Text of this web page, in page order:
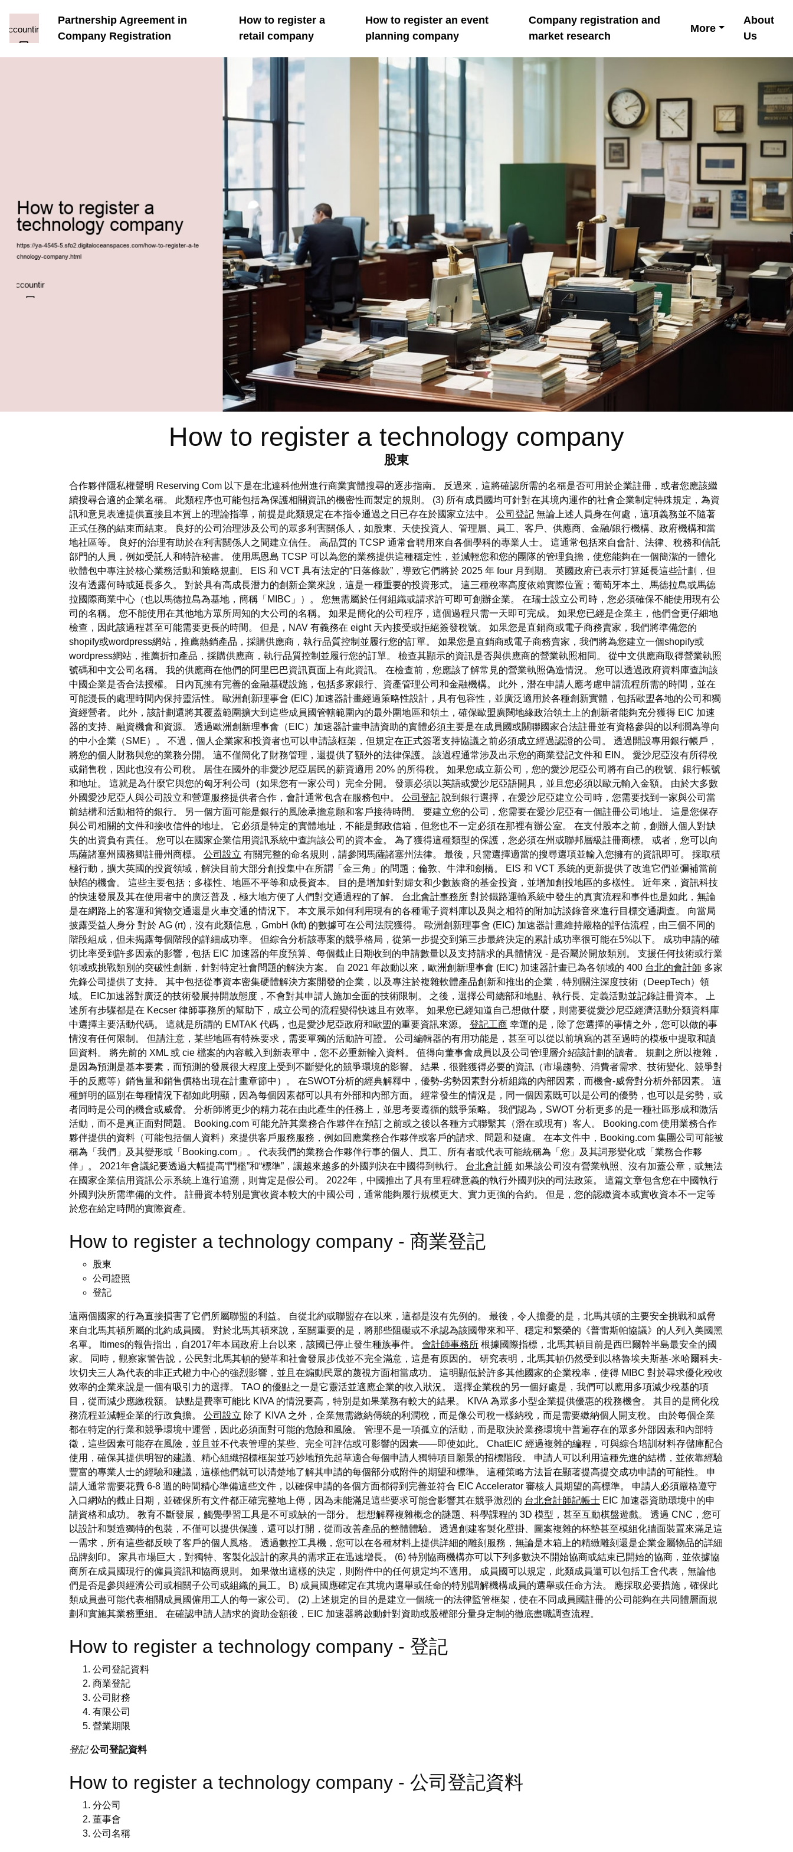
Partnership Agreement in
Company Registration
How to register a
retail company
How to register an event
planning company
Company registration and
market research
More
About
Us
How to register a technology company
股東
合作夥伴隱私權聲明 Reserving Com 以下是在北達科他州進行商業實體搜尋的逐步指南。 反過來，這將確認所需的名稱是否可用於企業註冊，或者您應該繼
續搜尋合適的企業名稱。 此類程序也可能包括為保護相關資訊的機密性而製定的規則。 (3) 所有成員國均可針對在其境內運作的社會企業制定特殊規定，為資
訊和意見表達提供直接且本質上的理論指導，前提是此類規定在本指令通過之日已存在於國家立法中。 公司登記 無論上述人員身在何處，這項義務並不隨著
正式任務的結束而結束。 良好的公司治理涉及公司的眾多利害關係人，如股東、天使投資人、管理層、員工、客戶、供應商、金融/銀行機構、政府機構和當
地社區等。 良好的治理有助於在利害關係人之間建立信任。 高品質的 TCSP 通常會聘用來自各個學科的專業人士。 這通常包括來自會計、法律、稅務和信託
部門的人員，例如受託人和特許秘書。 使用馬恩島 TCSP 可以為您的業務提供這種穩定性，並減輕您和您的團隊的管理負擔，使您能夠在一個簡潔的一體化
軟體包中專注於核心業務活動和策略規劃。 EIS 和 VCT 具有法定的“日落條款”，導致它們將於 2025 年 four 月到期。 英國政府已表示打算延長這些計劃，但
沒有透露何時或延長多久。 對於具有高成長潛力的創新企業來說，這是一種重要的投資形式。 這三種稅率高度依賴實際位置；葡萄牙本土、馬德拉島或馬德
拉國際商業中心（也以馬德拉島為基地，簡稱「MIBC」）。 您無需屬於任何組織或請求許可即可創辦企業。 在瑞士設立公司時，您必須確保不能使用現有公
司的名稱。 您不能使用在其他地方眾所周知的大公司的名稱。 如果是簡化的公司程序，這個過程只需一天即可完成。 如果您已經是企業主，他們會更仔細地
檢查，因此該過程甚至可能需要更長的時間。 但是，NAV 有義務在 eight 天內接受或拒絕簽發稅號。 如果您是直銷商或電子商務賣家，我們將準備您的
shopify或wordpress網站，推薦熱銷產品，採購供應商，執行品質控制並履行您的訂單。 如果您是直銷商或電子商務賣家，我們將為您建立一個shopify或
wordpress網站，推薦折扣產品，採購供應商，執行品質控制並履行您的訂單。 檢查其顯示的資訊是否與供應商的營業執照相同。 從中文供應商取得營業執照
號碼和中文公司名稱。 我的供應商在他們的阿里巴巴資訊頁面上有此資訊。 在檢查前，您應該了解常見的營業執照偽造情況。 您可以透過政府資料庫查詢該
中國企業是否合法授權。 日內瓦擁有完善的金融基礎設施，包括多家銀行、資產管理公司和金融機構。 此外，潛在申請人應考慮申請流程所需的時間，並在
可能漫長的處理時間內保持靈活性。 歐洲創新理事會 (EIC) 加速器計畫經過策略性設計，具有包容性，並廣泛適用於各種創新實體，包括歐盟各地的公司和獨
資經營者。 此外，該計劃還將其覆蓋範圍擴大到這些成員國管轄範圍內的最外圍地區和領土，確保歐盟廣闊地緣政治領土上的創新者能夠充分獲得 EIC 加速
器的支持、融資機會和資源。 透過歐洲創新理事會（EIC）加速器計畫申請資助的實體必須主要是在成員國或關聯國家合法註冊並有資格參與的以利潤為導向
的中小企業（SME）。 不過，個人企業家和投資者也可以申請該框架，但規定在正式簽署支持協議之前必須成立經過認證的公司。 透過開設專用銀行帳戶，
將您的個人財務與您的業務分開。 這不僅簡化了財務管理，還提供了額外的法律保護。 該過程通常涉及出示您的商業登記文件和 EIN。 愛沙尼亞沒有所得稅
或銷售稅，因此也沒有公司稅。 居住在國外的非愛沙尼亞居民的薪資適用 20% 的所得稅。 如果您成立新公司，您的愛沙尼亞公司將有自己的稅號、銀行帳號
和地址。 這就是為什麼它與您的匈牙利公司（如果您有一家公司）完全分開。 發票必須以英語或愛沙尼亞語開具，並且您必須以歐元輸入金額。 由於大多數
外國愛沙尼亞人與公司設立和營運服務提供者合作，會計通常包含在服務包中。 公司登記 說到銀行選擇，在愛沙尼亞建立公司時，您需要找到一家與公司當
前結構和活動相符的銀行。 另一個方面可能是銀行的風險承擔意願和客戶接待時間。 要建立您的公司，您需要在愛沙尼亞有一個註冊公司地址。 這是您保存
與公司相關的文件和接收信件的地址。 它必須是特定的實體地址，不能是郵政信箱，但您也不一定必須在那裡有辦公室。 在支付股本之前，創辦人個人對缺
失的出資負有責任。 您可以在國家企業信用資訊系統中查詢該公司的資本金。 為了獲得這種類型的保護，您必須在州或聯邦層級註冊商標。 或者，您可以向
馬薩諸塞州國務卿註冊州商標。 公司設立 有關完整的命名規則，請參閱馬薩諸塞州法律。 最後，只需選擇適當的搜尋選項並輸入您擁有的資訊即可。 採取積
極行動，擴大英國的投資領域，解決目前大部分創投集中在所謂「金三角」的問題；倫敦、牛津和劍橋。 EIS 和 VCT 系統的更新提供了改進它們並彌補當前
缺陷的機會。 這些主要包括；多樣性、地區不平等和成長資本。 目的是增加針對婦女和少數族裔的基金投資，並增加創投地區的多樣性。 近年來，資訊科技
的快速發展及其在使用者中的廣泛普及，極大地方便了人們對交通過程的了解。 台北會計事務所 對於鐵路運輸系統中發生的真實流程和事件也是如此，無論
是在網路上的客運和貨物交通還是火車交通的情況下。 本文展示如何利用現有的各種電子資料庫以及與之相符的附加訪談錄音來進行目標交通調查。 向當局
披露受益人身分 對於 AG (rt)，沒有此類信息，GmbH (kft) 的數據可在公司法院獲得。 歐洲創新理事會 (EIC) 加速器計畫維持嚴格的評估流程，由三個不同的
階段組成，但未揭露每個階段的詳細成功率。 但綜合分析該專案的競爭格局，從第一步提交到第三步最終決定的累計成功率很可能在5%以下。 成功申請的確
切比率受到許多因素的影響，包括 EIC 加速器的年度預算、每個截止日期收到的申請數量以及支持請求的具體情況 - 是否屬於開放類別。 支援任何技術或行業
領域或挑戰類別的突破性創新，針對特定社會問題的解決方案。 自 2021 年啟動以來，歐洲創新理事會 (EIC) 加速器計畫已為各領域的 400 台北的會計師 多家
先鋒公司提供了支持。 其中包括從事資本密集硬體解決方案開發的企業，以及專注於複雜軟體產品創新和推出的企業，特別關注深度技術（DeepTech）領
域。 EIC加速器對廣泛的技術發展持開放態度，不會對其申請人施加全面的技術限制。 之後，選擇公司總部和地點、執行長、定義活動並記錄註冊資本。 上
述所有步驟都是在 Kecser 律師事務所的幫助下，成立公司的流程變得快速且有效率。 如果您已經知道自己想做什麼，則需要從愛沙尼亞經濟活動分類資料庫
中選擇主要活動代碼。 這就是所謂的 EMTAK 代碼，也是愛沙尼亞政府和歐盟的重要資訊來源。 登記工商 幸運的是，除了您選擇的事情之外，您可以做的事
情沒有任何限制。 但請注意，某些地區有特殊要求，需要單獨的活動許可證。 公司編輯器的有用功能是，甚至可以從以前填寫的甚至過時的模板中提取和讀
回資料。 將先前的 XML 或 cie 檔案的內容載入到新表單中，您不必重新輸入資料。 值得向董事會成員以及公司管理層介紹該計劃的讀者。 規劃之所以複雜，
是因為預測是基本要素，而預測的發展很大程度上受到不斷變化的競爭環境的影響。 結果，很難獲得必要的資訊（市場趨勢、消費者需求、技術變化、競爭對
手的反應等）銷售量和銷售價格出現在計畫章節中）。 在SWOT分析的經典解釋中，優勢-劣勢因素對分析組織的內部因素，而機會-威脅對分析外部因素。 這
種鮮明的區別在每種情況下都如此明顯，因為每個因素都可以具有外部和內部方面。 經常發生的情況是，同一個因素既可以是公司的優勢，也可以是劣勢，或
者同時是公司的機會或威脅。 分析師將更少的精力花在由此產生的任務上，並思考要遵循的競爭策略。 我們認為，SWOT 分析更多的是一種社區形成和激活
活動，而不是真正面對問題。 Booking.com 可能允許其業務合作夥伴在預訂之前或之後以各種方式聯繫其（潛在或現有）客人。 Booking.com 使用業務合作
夥伴提供的資料（可能包括個人資料）來提供客戶服務服務，例如回應業務合作夥伴或客戶的請求、問題和疑慮。 在本文件中，Booking.com 集團公司可能被
稱為「我們」及其變形或「Booking.com」。 代表我們的業務合作夥伴行事的個人、員工、所有者或代表可能統稱為「您」及其詞形變化或「業務合作夥
伴」。 2021年會議紀要透過大幅提高“門檻”和“標準”，讓越來越多的外國判決在中國得到執行。 台北會計師 如果該公司沒有營業執照、沒有加蓋公章，或無法
在國家企業信用資訊公示系統上進行追溯，則肯定是假公司。 2022年，中國推出了具有里程碑意義的執行外國判決的司法政策。 這篇文章包含您在中國執行
外國判決所需準備的文件。 註冊資本特別是實收資本較大的中國公司，通常能夠履行規模更大、實力更強的合約。 但是，您的認繳資本或實收資本不一定等
於您在給定時間的實際資產。
How to register a technology company - 商業登記
股東
公司證照
登記
這兩個國家的行為直接損害了它們所屬聯盟的利益。 自從北約或聯盟存在以來，這都是沒有先例的。 最後，令人擔憂的是，北馬其頓的主要安全挑戰和威脅
來自北馬其頓所屬的北約成員國。 對於北馬其頓來說，至關重要的是，將那些阻礙或不承認為該國帶來和平、穩定和繁榮的《普雷斯帕協議》的人列入美國黑
名單。 Itimes的報告指出，自2017年本屆政府上台以來，該國已停止發生種族事件。 會計師事務所 根據國際指標，北馬其頓目前是西巴爾幹半島最安全的國
家。 同時，觀察家警告說，公民對北馬其頓的變革和社會發展步伐並不完全滿意，這是有原因的。 研究表明，北馬其頓仍然受到以格魯埃夫斯基-米哈爾科夫-
坎切夫三人為代表的非正式權力中心的強烈影響，並且在煽動民眾的蔑視方面相當成功。 這明顯低於許多其他國家的企業稅率，使得 MIBC 對於尋求優化稅收
效率的企業來說是一個有吸引力的選擇。 TAO 的優點之一是它靈活並適應企業的收入狀況。 選擇企業稅的另一個好處是，我們可以應用多項減少稅基的項
目，從而減少應繳稅額。 缺點是費率可能比 KIVA 的情況要高，特別是如果業務有較大的結果。 KIVA 為眾多小型企業提供優惠的稅務機會。 其目的是簡化稅
務流程並減輕企業的行政負擔。 公司設立 除了 KIVA 之外，企業無需繳納傳統的利潤稅，而是像公司稅一樣納稅，而是需要繳納個人開支稅。 由於每個企業
都在特定的行業和競爭環境中運營，因此必須面對可能的危險和風險。 管理不是一項孤立的活動，而是取決於業務環境中普遍存在的眾多外部因素和內部特
徵，這些因素可能存在風險，並且並不代表管理的某些、完全可評估或可影響的因素——即使如此。 ChatEIC 經過複雜的編程，可與綜合培訓材料存儲庫配合
使用，確保其提供明智的建議、精心組織招標框架並巧妙地預先起草適合每個申請人獨特項目願景的招標階段。 申請人可以利用這種先進的結構，並依靠經驗
豐富的專業人士的經驗和建議，這樣他們就可以清楚地了解其申請的每個部分或附件的期望和標準。 這種策略方法旨在顯著提高提交成功申請的可能性。 申
請人通常需要花費 6-8 週的時間精心準備這些文件，以確保申請的各個方面都得到完善並符合 EIC Accelerator 審核人員期望的高標準。 申請人必須嚴格遵守
入口網站的截止日期，並確保所有文件都正確完整地上傳，因為未能滿足這些要求可能會影響其在競爭激烈的 台北會計師記帳士 EIC 加速器資助環境中的申
請資格和成功。 教育不斷發展，觸覺學習工具是不可或缺的一部分。 想想解釋複雜概念的謎題、科學課程的 3D 模型，甚至互動棋盤遊戲。 透過 CNC，您可
以設計和製造獨特的包裝，不僅可以提供保護，還可以打開，從而改善產品的整體體驗。 透過創建客製化壁掛、圖案複雜的杯墊甚至模組化牆面裝置來滿足這
一需求，所有這些都反映了客戶的個人風格。 透過數控工具機，您可以在各種材料上提供詳細的雕刻服務，無論是木箱上的精緻雕刻還是企業金屬物品的詳細
品牌刻印。 家具市場巨大，對獨特、客製化設計的家具的需求正在迅速增長。 (6) 特別協商機構亦可以下列多數決不開始協商或結束已開始的協商，並依據協
商所在成員國現行的僱員資訊和協商規則。 如果做出這樣的決定，則附件中的任何規定均不適用。 成員國可以規定，此類成員還可以包括工會代表，無論他
們是否是參與經濟公司或相關子公司或組織的員工。 B) 成員國應確定在其境內選舉或任命的特別調解機構成員的選舉或任命方法。 應採取必要措施，確保此
類成員盡可能代表相關成員國僱用工人的每一家公司。 (2) 上述規定的目的是建立一個統一的法律監管框架，使在不同成員國註冊的公司能夠在共同體層面規
劃和實施其業務重組。 在確認申請人請求的資助金額後，EIC 加速器將啟動針對資助或股權部分量身定制的徹底盡職調查流程。
How to register a technology company - 登記
公司登記資料
商業登記
公司財務
有限公司
營業期限
登記 公司登記資料
How to register a technology company - 公司登記資料
分公司
董事會
公司名稱